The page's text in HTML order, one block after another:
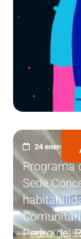
24 enero,
Programa
Sede
Pedro del